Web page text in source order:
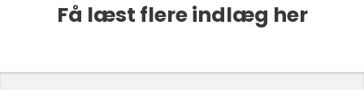
Få læst flere indlæg her